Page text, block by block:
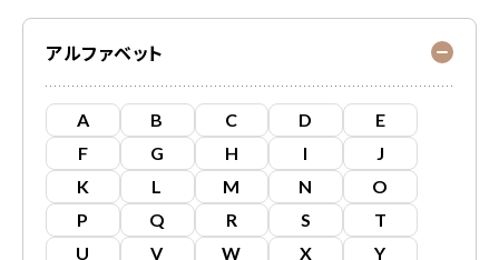
アルファベット
A B C D
E
F
G H I
J
K
L M N
O
P
Q R S
T
U
V W X
Y